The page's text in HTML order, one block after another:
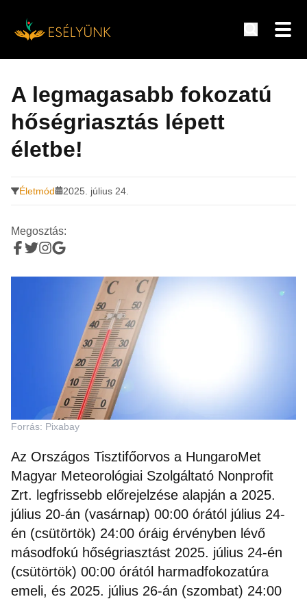
tartalomra
A legmagasabb fokozatú
hőségriasztás lépett
életbe!
Életmód 2025. július 24.
Megosztás:
Forrás: Pixabay
Az Országos Tisztifőorvos a HungaroMet
Magyar Meteorológiai Szolgáltató Nonprofit
Zrt. legfrissebb előrejelzése alapján a 2025.
július 20-án (vasárnap) 00:00 órától július 24-
én (csütörtök) 24:00 óráig érvényben lévő
másodfokú hőségriasztást 2025. július 24-én
(csütörtök) 00:00 órától harmadfokozatúra
emeli, és 2025. július 26-án (szombat) 24:00